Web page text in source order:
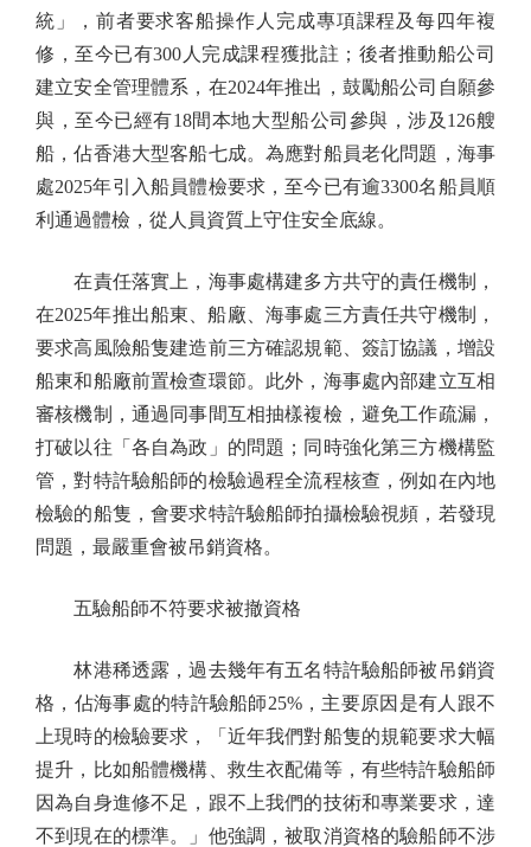
統」，前者要求客船操作人完成專項課程及每四年複
修，至今已有300人完成課程獲批註；後者推動船公司
建立安全管理體系，在2024年推出，鼓勵船公司自願參
與，至今已經有18間本地大型船公司參與，涉及126艘
船，佔香港大型客船七成。為應對船員老化問題，海事
處2025年引入船員體檢要求，至今已有逾3300名船員順
利通過體檢，從人員資質上守住安全底線。
在責任落實上，海事處構建多方共守的責任機制，
在2025年推出船東、船廠、海事處三方責任共守機制，
要求高風險船隻建造前三方確認規範、簽訂協議，增設
船東和船廠前置檢查環節。此外，海事處內部建立互相
審核機制，通過同事間互相抽樣複檢，避免工作疏漏，
打破以往「各自為政」的問題；同時強化第三方機構監
管，對特許驗船師的檢驗過程全流程核查，例如在內地
檢驗的船隻，會要求特許驗船師拍攝檢驗視頻，若發現
問題，最嚴重會被吊銷資格。
五驗船師不符要求被撤資格
林港稀透露，過去幾年有五名特許驗船師被吊銷資
格，佔海事處的特許驗船師25%，主要原因是有人跟不
上現時的檢驗要求，「近年我們對船隻的規範要求大幅
提升，比如船體機構、救生衣配備等，有些特許驗船師
因為自身進修不足，跟不上我們的技術和專業要求，達
不到現在的標準。」他強調，被取消資格的驗船師不涉